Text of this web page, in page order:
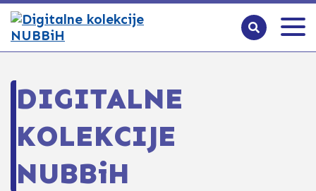
DIGITALNE
KOLEKCIJE
NUBBiH